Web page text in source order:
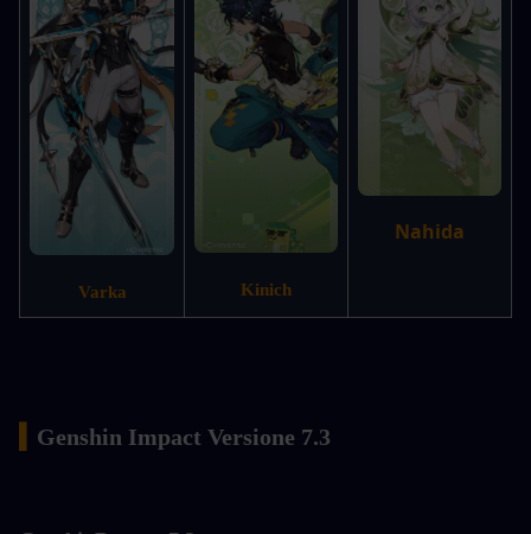
Varka Kinich
Nahida
Genshin Impact Versione 7.3